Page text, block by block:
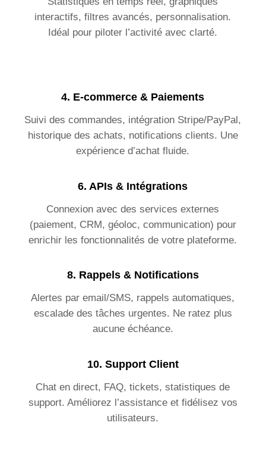
interactifs, filtres avancés, personnalisation.
Idéal pour piloter l’activité avec clarté.
4. E-commerce & Paiements
Suivi des commandes, intégration Stripe/PayPal,
historique des achats, notifications clients. Une
expérience d’achat fluide.
6. APIs & Intégrations
Connexion avec des services externes
(paiement, CRM, géoloc, communication) pour
enrichir les fonctionnalités de votre plateforme.
8. Rappels & Notifications
Alertes par email/SMS, rappels automatiques,
escalade des tâches urgentes. Ne ratez plus
aucune échéance.
10. Support Client
Chat en direct, FAQ, tickets, statistiques de
support. Améliorez l’assistance et fidélisez vos
utilisateurs.